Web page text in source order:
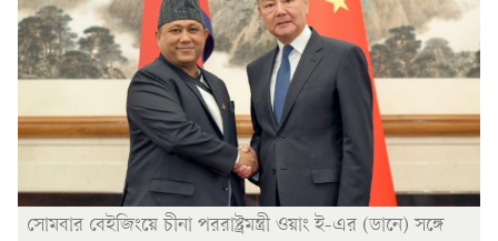
সোমবার বেইজিংয়ে চীনা পররাষ্ট্রমন্ত্রী ওয়াং ই-এর (ডানে) সঙ্গে